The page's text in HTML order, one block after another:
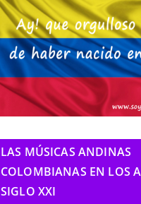
LAS MÚSICAS ANDINAS
COLOMBIANAS EN LOS
SIGLO XXI